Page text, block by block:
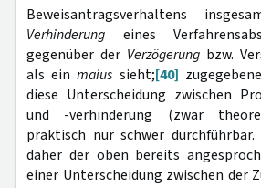
Beweisantragsverhaltens
Verhinderung eines
gegenüber der Verzögerung bzw.
als einmaius sieht;[40]
diese Unterscheidung zwischen
und -verhinderung (zwar
praktisch nur schwer
daher der oben bereits
einer Unterscheidung zwischen der